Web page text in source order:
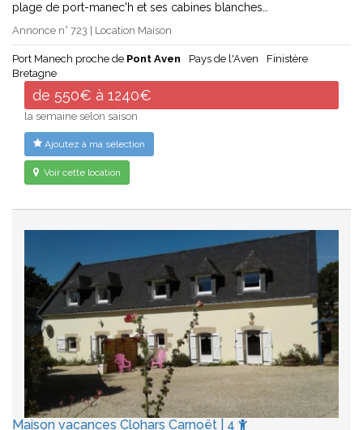
plage de port-manec'h et ses cabines blanches…
Annonce n° 723 | Location Maison
Port Manech proche de Pont Aven Pays de l'Aven
Finistère
Bretagne
de 550€ à 1240€
la semaine selon saison
Ajoutez à ma sélection
Voir cette location
Maison vacances Clohars Carnoët | 4